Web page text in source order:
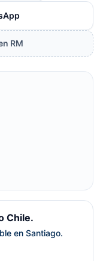
RM
Chile.
en Santiago.